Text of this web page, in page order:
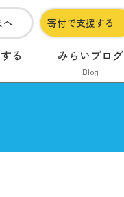
へ 寄付で支援する
る みらいブログ
Blog